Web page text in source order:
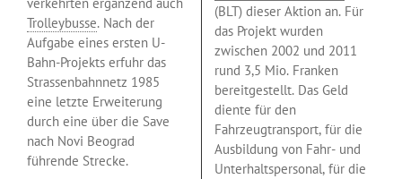
Trolleybusse. Nach der
Aufgabe eines ersten U-
Bahn-Projekts erfuhr das
Strassenbahnnetz 1985
eine letzte Erweiterung
durch eine über die Save
nach Novi Beograd
führende Strecke.
(BLT) dieser Aktion an. Für
das Projekt wurden
zwischen 2002 und 2011
rund 3,5 Mio. Franken
bereitgestellt. Das Geld
diente für den
Fahrzeugtransport, für die
Ausbildung von Fahr- und
Unterhaltspersonal, für die